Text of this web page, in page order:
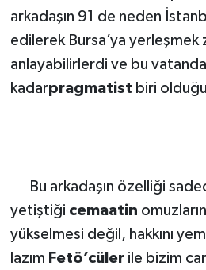
arkadaşın 91 de neden
edilerek Bursa’ya yerleşmek
anlayabilirlerdi ve bu
kadarpragmatist biri
Bu arkadaşın özelliği
yetiştiği cemaatin
yükselmesi değil, hakkını
lazım Fetö’cülerile bizim